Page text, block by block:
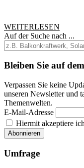
WEITERLESEN
Auf der Suche nach ...
Bleiben Sie auf
Verpassen Sie keine
unseren Newsletter und
Themenwelten.
E-Mail-Adresse
Hiermit akzeptiere
Umfrage